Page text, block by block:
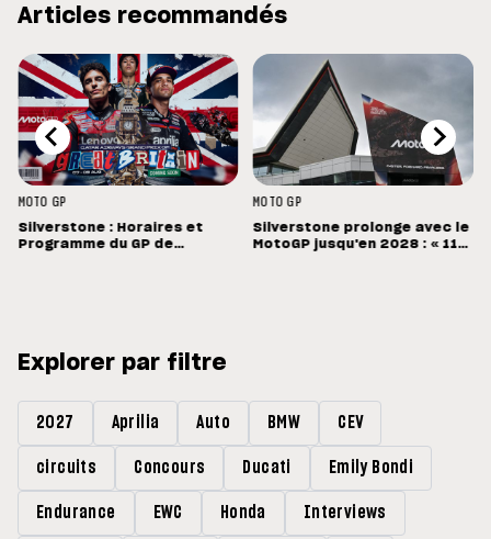
Articles recommandés
MOTO GP
Silverstone : Horaires et
Programme du GP de
MOTO GP
Silverstone prolonge avec le
MotoGP jusqu'en 2028 : « 11
Explorer par filtre
2027 Aprilia Auto BMW CEV
circuits Concours Ducati Emily Bondi
Endurance EWC Honda Interviews